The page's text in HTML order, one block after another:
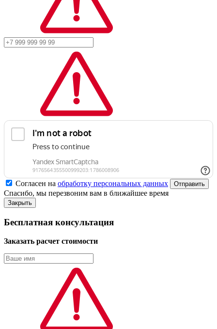
Согласен на обработку персональных данных
Спасибо, мы перезвоним вам в ближайшее время
Закрыть
Бесплатная консультация
Заказать расчет стоимости